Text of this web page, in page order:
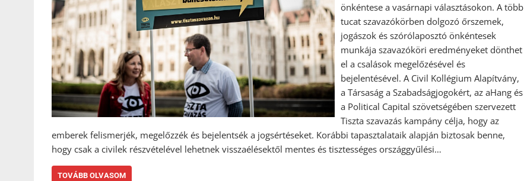
önkéntese a vasárnapi választásokon. A több
tucat szavazókörben dolgozó őrszemek,
jogászok és szórólaposztó önkéntesek
munkája szavazóköri eredményeket dönthet
el a csalások megelőzésével és
bejelentésével. A Civil Kollégium Alapítvány,
a Társaság a Szabadságjogokért, az aHang és
a Political Capital szövetségében szervezett
Tiszta szavazás kampány célja, hogy az
emberek felismerjék, megelőzzék és bejelentsék a jogsértéseket. Korábbi tapasztalataik alapján biztosak benne,
hogy csak a civilek részvételével lehetnek visszaélésektől mentes és tisztességes országgyűlési…
TOVÁBB OLVASOM